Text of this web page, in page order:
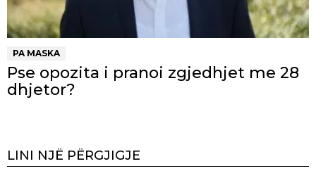
PA MASKA
Pse opozita i pranoi zgjedhjet me 28
dhjetor?
LINI NJË PËRGJIGJE